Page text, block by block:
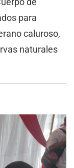
para
caluroso,
naturales